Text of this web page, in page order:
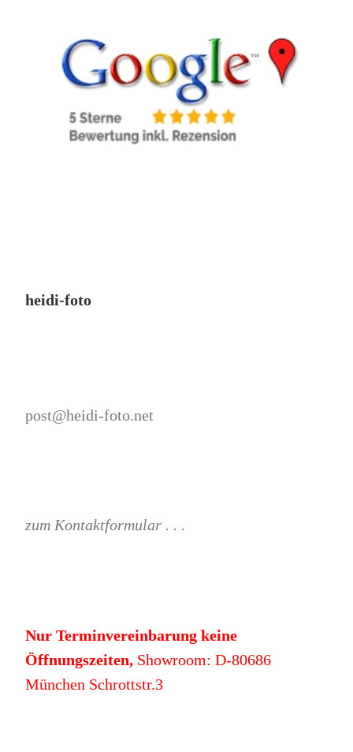
heidi-foto
post@heidi-foto.net
zum Kontaktformular . . .
Nur Terminvereinbarung keine
Öffnungszeiten,Showroom: D-80686
München Schrottstr.3